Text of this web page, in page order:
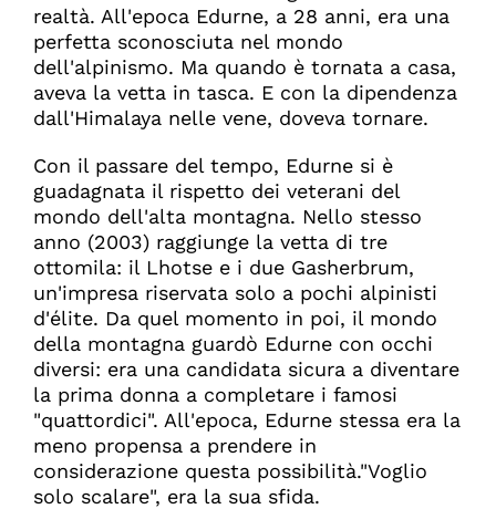
realtà. All'epoca Edurne, a 28 anni, era una
perfetta sconosciuta nel mondo
dell'alpinismo. Ma quando è tornata a casa,
aveva la vetta in tasca. E con la dipendenza
dall'Himalaya nelle vene, doveva tornare.
Con il passare del tempo, Edurne si è
guadagnata il rispetto dei veterani del
mondo dell'alta montagna. Nello stesso
anno (2003) raggiunge la vetta di tre
ottomila: il Lhotse e i due Gasherbrum,
un'impresa riservata solo a pochi alpinisti
d'élite. Da quel momento in poi, il mondo
della montagna guardò Edurne con occhi
diversi: era una candidata sicura a diventare
la prima donna a completare i famosi
"quattordici". All'epoca, Edurne stessa era la
meno propensa a prendere in
considerazione questa possibilità."Voglio
solo scalare", era la sua sfida.